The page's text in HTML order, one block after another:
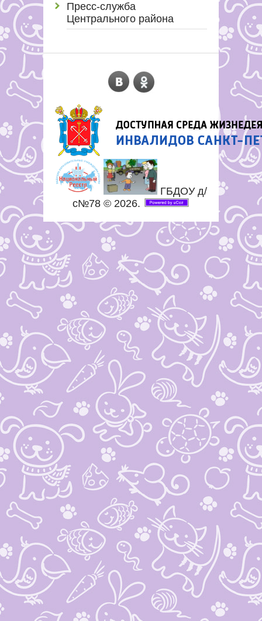
Пресс-служба
Центрального района
ГБДОУ д/
с№78 © 2026.